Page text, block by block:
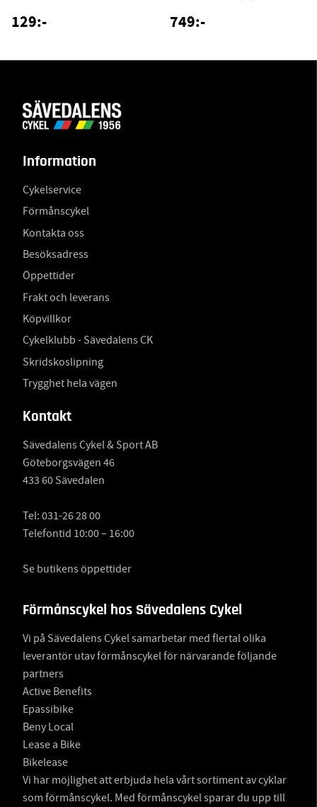
129:- 749:-
Information
Cykelservice
Förmånscykel
Kontakta oss
Besöksadress
Öppettider
Frakt och leverans
Köpvillkor
Cykelklubb - Sävedalens CK
Skridskoslipning
Trygghet hela vägen
Kontakt
Sävedalens Cykel & Sport AB
Göteborgsvägen 46
433 60 Sävedalen
Tel: 031-26 28 00
Telefontid 10:00 – 16:00
Se butikens öppettider
Förmånscykel hos Sävedalens Cykel
Vi på Sävedalens Cykel samarbetar med flertal olika
leverantör utav förmånscykel för närvarande följande
partners
Active Benefits
Epassibike
Beny Local
Lease a Bike
Bikelease
Vi har möjlighet att erbjuda hela vårt sortiment av cyklar
som förmånscykel. Med förmånscykel sparar du upp till